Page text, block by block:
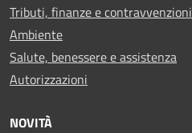
Tributi, finanze e contravvenzioni
Ambiente
Salute, benessere e assistenza
Autorizzazioni
NOVITÀ